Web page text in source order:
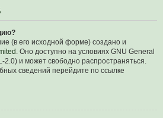
(в его исходной форме) создано и
. Оно доступно на условиях GNU General
2.0) и может свободно распространяться.
сведений перейдите по ссылке